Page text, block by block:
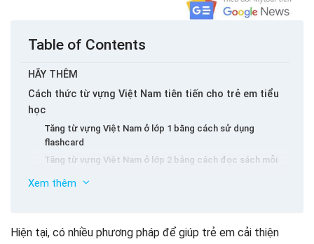
Table of Contents
HÃY THÊM
Cách thức từ vựng Việt Nam tiên tiến cho trẻ em tiểu
học
Tăng từ vựng Việt Nam ở lớp 1 bằng cách sử dụng
flashcard
Tăng từ vựng Việt Nam ở lớp 2 bằng cách đọc sách mỗi
định các đối tượng thông qua các giác quan
Xem thêm
Hiện tại, có nhiều phương pháp để giúp trẻ em cải thiện